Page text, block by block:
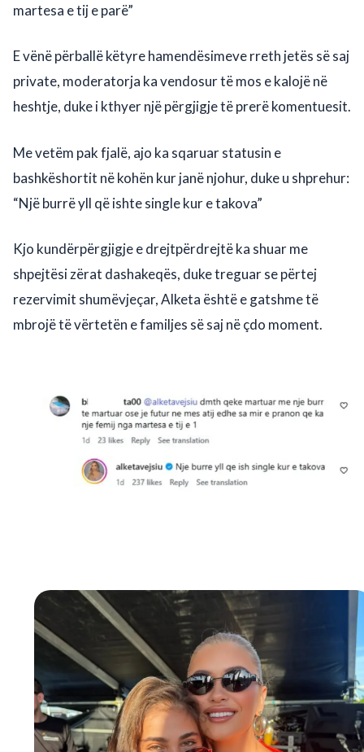
martesa e tij e parë”
E vënë përballë këtyre hamendësimeve rreth jetës së saj
private, moderatorja ka vendosur të mos e kalojë në
heshtje, duke i kthyer një përgjigje të prerë komentuesit.
Me vetëm pak fjalë, ajo ka sqaruar statusin e
bashkëshortit në kohën kur janë njohur, duke u shprehur:
“Një burrë yll që ishte single kur e takova”
Kjo kundërpërgjigje e drejtpërdrejtë ka shuar me
shpejtësi zërat dashakeqës, duke treguar se përtej
rezervimit shumëvjeçar, Alketa është e gatshme të
mbrojë të vërtetën e familjes së saj në çdo moment.